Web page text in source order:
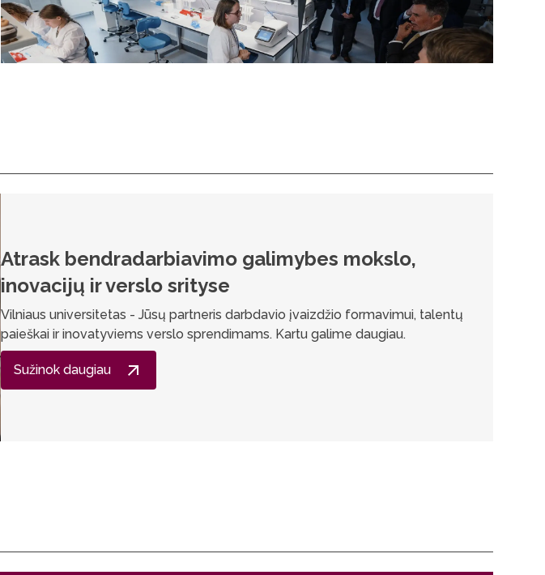
Atrask bendradarbiavimo galimybes mokslo,
inovacijų ir verslo srityse
Vilniaus universitetas - Jūsų partneris darbdavio įvaizdžio formavimui, talentų
paieškai ir inovatyviems verslo sprendimams. Kartu galime daugiau.
Sužinok daugiau